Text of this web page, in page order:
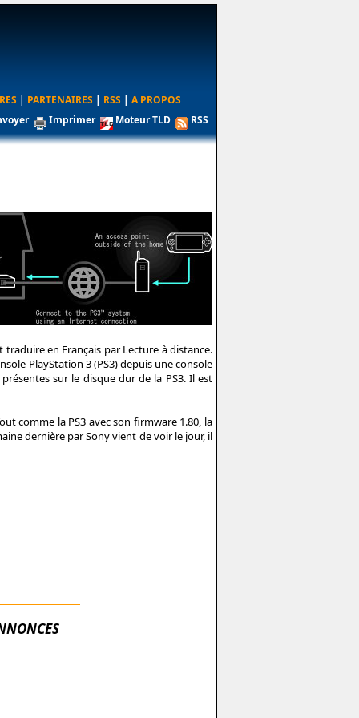
| PARTENAIRES | RSS | A PROPOS
Imprimer Moteur TLD RSS
en Français par Lecture à distance.
PlayStation 3 (PS3) depuis une console
sur le disque dur de la PS3. Il est
comme la PS3 avec son firmware 1.80, la
dernière par Sony vient de voir le jour, il